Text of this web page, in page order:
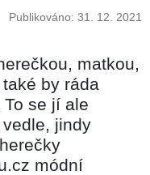
Publikováno: 31. 12. 2021
matkou,
by ráda
se jí ale
jindy
módní